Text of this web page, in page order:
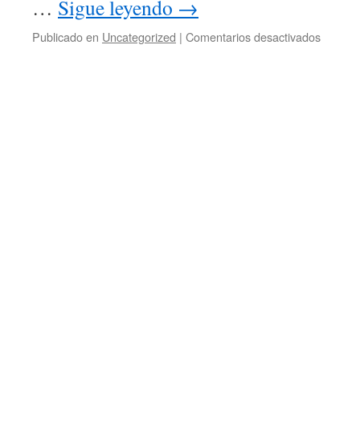
… Sigue leyendo →
Publicado en Uncategorized | Comentarios desactivadosen